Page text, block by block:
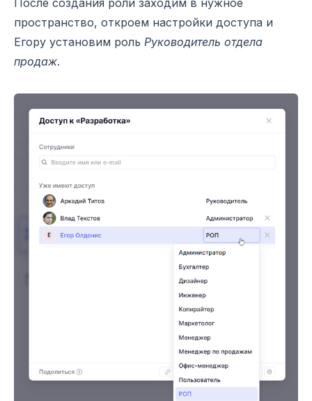
После создания роли заходим в нужное
пространство, откроем настройки доступа и
Егору установим роль Руководитель отдела
продаж.